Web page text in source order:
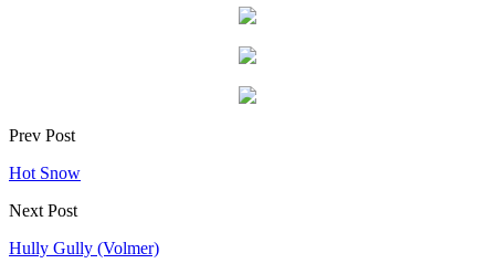
Prev Post
Hot Snow
Next Post
Hully Gully (Volmer)